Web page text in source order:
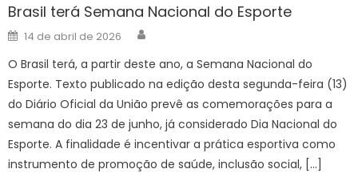
Brasil terá Semana Nacional do Esporte
Posted
on
14 de abril de 2026
O Brasil terá, a partir deste ano, a Semana Nacional do
Esporte. Texto publicado na edição desta segunda-feira (13)
do Diário Oficial da União prevê as comemorações para a
semana do dia 23 de junho, já considerado Dia Nacional do
Esporte. A finalidade é incentivar a prática esportiva como
instrumento de promoção de saúde, inclusão social, […]